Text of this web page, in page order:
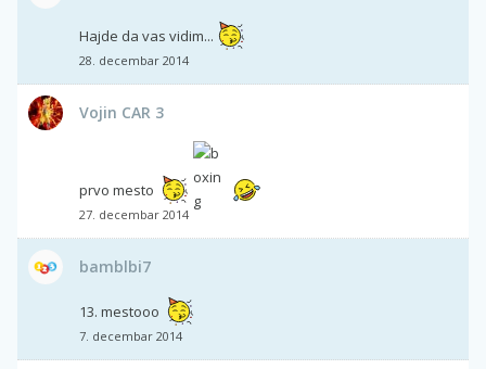
Hajde da vas vidim...
28. decembar 2014
Vojin CAR 3
prvo mesto
27. decembar 2014
bamblbi7
13. mestooo
7. decembar 2014